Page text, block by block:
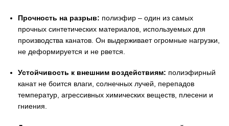
Прочность на разрыв: полиэфир – один из самых
прочных синтетических материалов, используемых для
производства канатов. Он выдерживает огромные нагрузки,
не деформируется и не рвется.
Устойчивость к внешним воздействиям: полиэфирный
канат не боится влаги, солнечных лучей, перепадов
температур, агрессивных химических веществ, плесени и
гниения.